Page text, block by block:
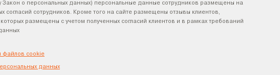
Закон о персональных данных) персональные данные сотрудников размещены на
согласий сотрудников. Кроме того на сайте размещены отзывы клиентов,
размещены с учетом полученных согласий клиентов и в рамках требований
файлов cookie
данных